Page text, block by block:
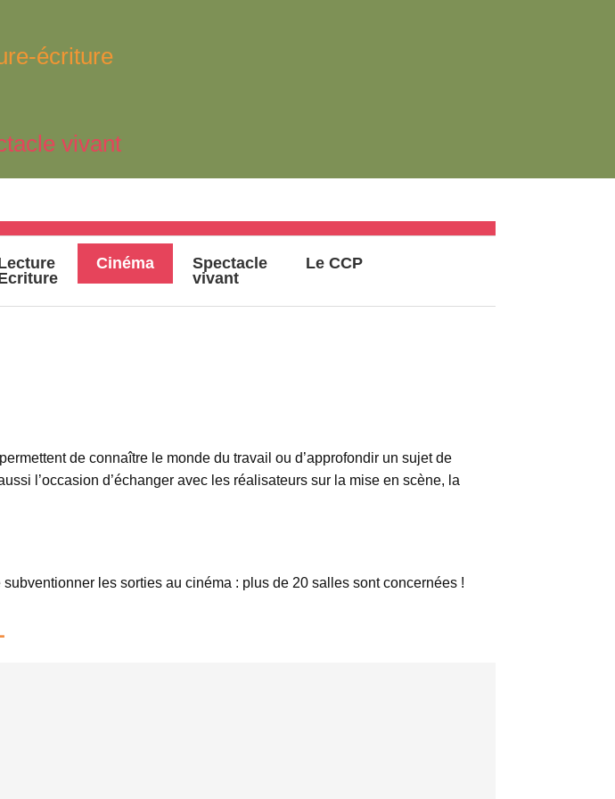
vivant
écriture
Cinéma
Spectacle
vivant
Le CCP
de connaître le monde du travail ou d’approfondir un sujet de
l’occasion d’échanger avec les réalisateurs sur la mise en scène, la
les sorties au cinéma : plus de 20 salles sont concernées !